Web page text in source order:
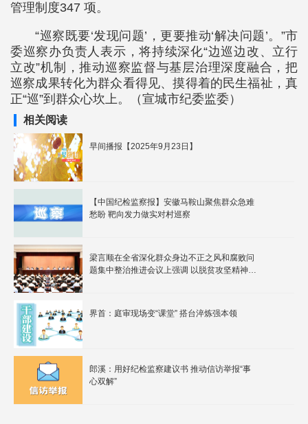
管理制度347 项。
“巡察既要‘发现问题’，更要推动‘解决问题’。”市
委巡察办负责人表示，将持续深化“边巡边改、立行
立改”机制，推动巡察监督与基层治理深度融合，把
巡察成果转化为群众看得见、摸得着的民生福祉，真
正“巡”到群众心坎上。（宣城市纪委监委）
相关阅读
早间播报【2025年9月23日】
【中国纪检监察报】安徽马鞍山聚焦群众急难
愁盼 靶向发力做实对村巡察
梁言顺在全省深化群众身边不正之风和腐败问
题集中整治推进会议上强调 以脱贫攻坚精神大
界首：庭审现场变“课堂” 搭台淬炼强本领
郎溪：用好纪检监察建议书 推动信访举报“事
心双解”